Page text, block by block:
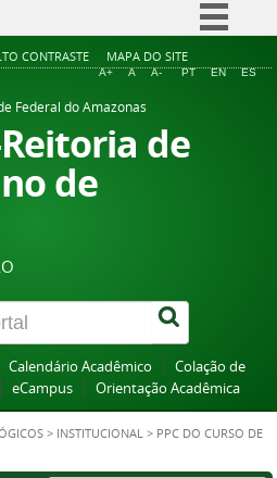
Simplifique!
Acesso à informação
CONTRASTE MAPA DO SITE
A+ A A- PT EN ES
Federal do Amazonas
de
de
Calendário Acadêmico
Colação de
eCampus Orientação Acadêmica
> INSTITUCIONAL > PPC DO CURSO DE